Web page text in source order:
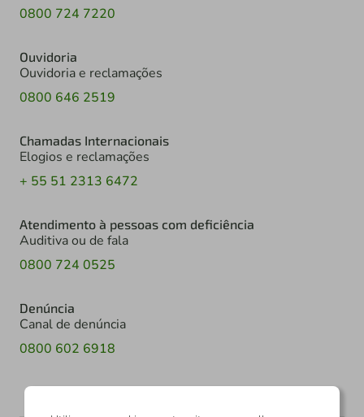
0800 724 7220
Ouvidoria
Ouvidoria e reclamações
0800 646 2519
Chamadas Internacionais
Elogios e reclamações
+ 55 51 2313 6472
Atendimento à pessoas com deficiência
Auditiva ou de fala
0800 724 0525
Denúncia
Canal de denúncia
0800 602 6918